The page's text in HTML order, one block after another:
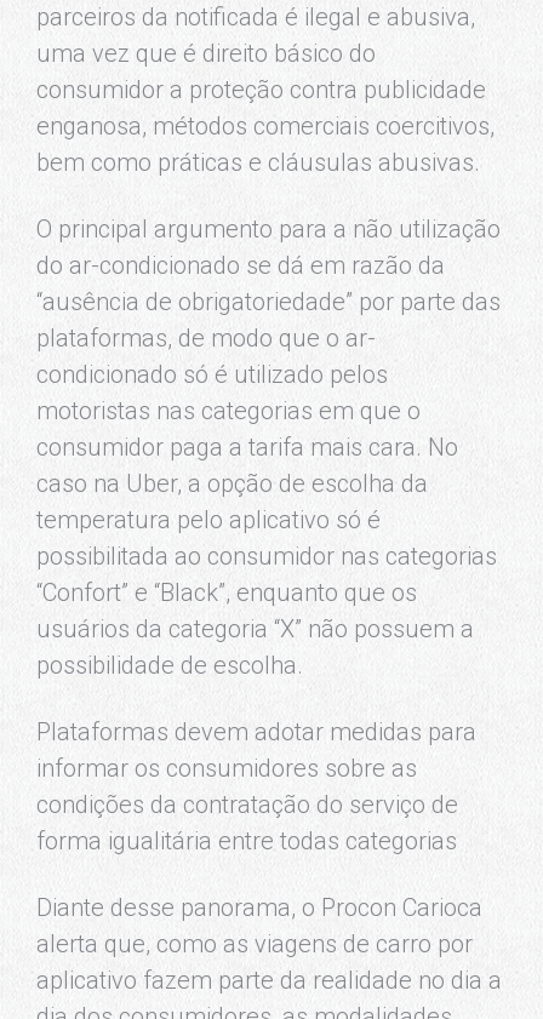
parceiros da notificada é ilegal e abusiva,
uma vez que é direito básico do
consumidor a proteção contra publicidade
enganosa, métodos comerciais coercitivos,
bem como práticas e cláusulas abusivas.
O principal argumento para a não utilização
do ar-condicionado se dá em razão da
“ausência de obrigatoriedade” por parte das
plataformas, de modo que o ar-
condicionado só é utilizado pelos
motoristas nas categorias em que o
consumidor paga a tarifa mais cara. No
caso na Uber, a opção de escolha da
temperatura pelo aplicativo só é
possibilitada ao consumidor nas categorias
“Confort” e “Black”, enquanto que os
usuários da categoria “X” não possuem a
possibilidade de escolha.
Plataformas devem adotar medidas para
informar os consumidores sobre as
condições da contratação do serviço de
forma igualitária entre todas categorias
Diante desse panorama, o Procon Carioca
alerta que, como as viagens de carro por
aplicativo fazem parte da realidade no dia a